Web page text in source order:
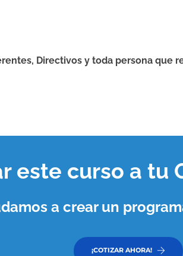
Directivos y toda persona que
este curso a tu
a crear un
¡COTIZAR AHORA!